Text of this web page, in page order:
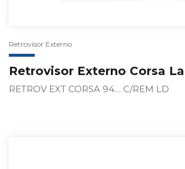
Retrovisor Externo
Retrovisor Externo Corsa
RETROV EXT CORSA 94… C/REM LD